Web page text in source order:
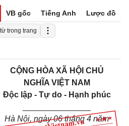
VB gốc Tiếng Anh Lược đồ
trong trang
CỘNG HÒA XÃ HỘI CHỦ
NGHĨA VIỆT NAM
Độc lập - Tự do - Hạnh phúc
Hà Nội, ngày 06 tháng 4 năm